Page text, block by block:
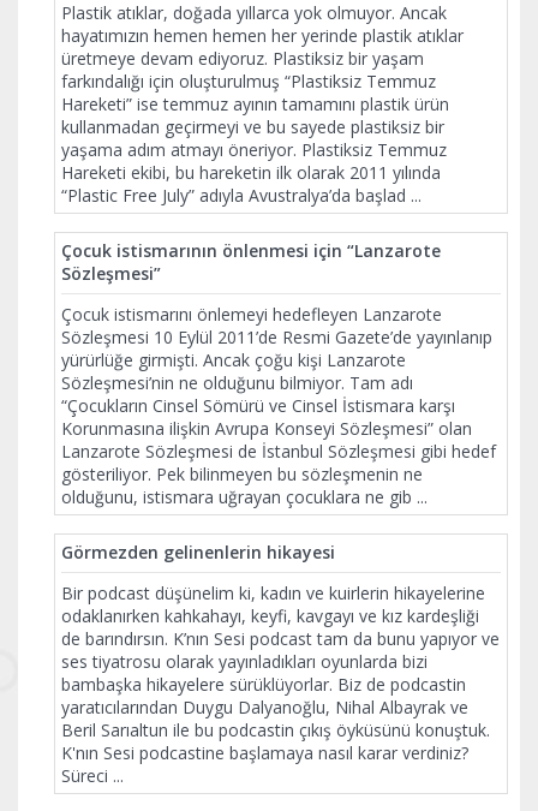
Plastik atıklar, doğada yıllarca yok olmuyor. Ancak
hayatımızın hemen hemen her yerinde plastik atıklar
üretmeye devam ediyoruz. Plastiksiz bir yaşam
farkındalığı için oluşturulmuş “Plastiksiz Temmuz
Hareketi” ise temmuz ayının tamamını plastik ürün
kullanmadan geçirmeyi ve bu sayede plastiksiz bir
yaşama adım atmayı öneriyor. Plastiksiz Temmuz
Hareketi ekibi, bu hareketin ilk olarak 2011 yılında
“Plastic Free July” adıyla Avustralya’da başlad ...
Çocuk istismarının önlenmesi için “Lanzarote
Sözleşmesi”
Çocuk istismarını önlemeyi hedefleyen Lanzarote
Sözleşmesi 10 Eylül 2011’de Resmi Gazete’de yayınlanıp
yürürlüğe girmişti. Ancak çoğu kişi Lanzarote
Sözleşmesi’nin ne olduğunu bilmiyor. Tam adı
“Çocukların Cinsel Sömürü ve Cinsel İstismara karşı
Korunmasına ilişkin Avrupa Konseyi Sözleşmesi” olan
Lanzarote Sözleşmesi de İstanbul Sözleşmesi gibi hedef
gösteriliyor. Pek bilinmeyen bu sözleşmenin ne
olduğunu, istismara uğrayan çocuklara ne gib ...
Görmezden gelinenlerin hikayesi
Bir podcast düşünelim ki, kadın ve kuirlerin hikayelerine
odaklanırken kahkahayı, keyfi, kavgayı ve kız kardeşliği
de barındırsın. K’nın Sesi podcast tam da bunu yapıyor ve
ses tiyatrosu olarak yayınladıkları oyunlarda bizi
bambaşka hikayelere sürüklüyorlar. Biz de podcastin
yaratıcılarından Duygu Dalyanoğlu, Nihal Albayrak ve
Beril Sarıaltun ile bu podcastin çıkış öyküsünü konuştuk.
K'nın Sesi podcastine başlamaya nasıl karar verdiniz?
Süreci ...